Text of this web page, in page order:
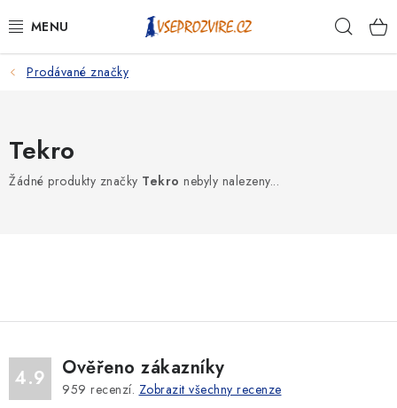
na
PSI
SLEVY
Prodávané značky
Tekro
Žádné produkty značky Tekro nebyly nalezeny...
4.9 Ověřeno zákazníky
959 recenzí. Zobrazit všechny recenze